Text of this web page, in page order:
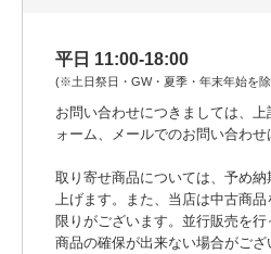
平日 11:00-18:00
(※土日祭日・GW・夏季・年末年始を
お問い合わせにつきましては、
ォーム、メールでのお問い合わせ
取り寄せ商品については、予め
上げます。また、当店は中古商
限りがございます。並行販売を
商品の確保が出来ない場合がご